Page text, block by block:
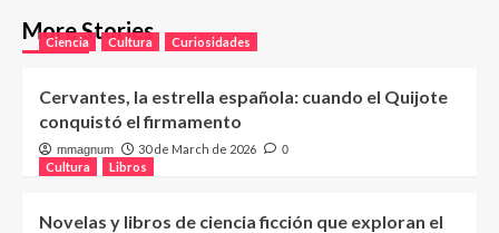
More Stories
Ciencia Cultura Curiosidades
Cervantes, la estrella española: cuando el Quijote
conquistó el firmamento
mmagnum 30 de March de 2026 0
Cultura Libros
Novelas y libros de ciencia ficción que exploran el